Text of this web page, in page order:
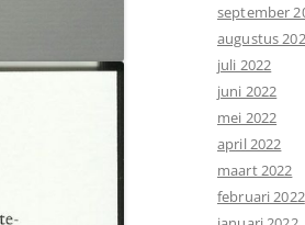
september
augustus
juli 2022
juni 2022
mei 2022
april 2022
maart 2022
februari 2022